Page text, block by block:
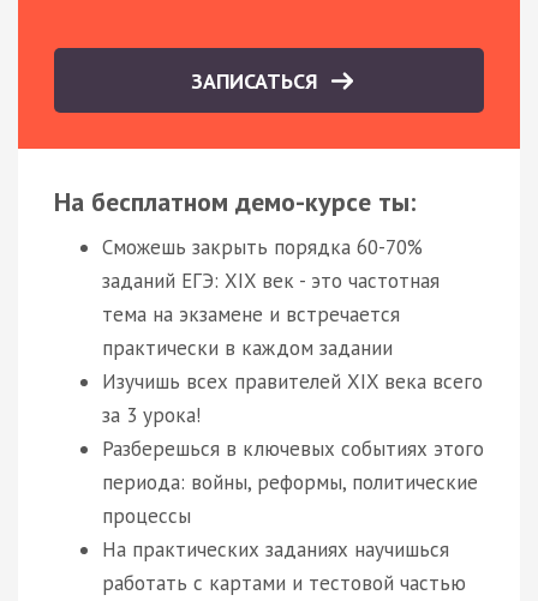
ЗАПИСАТЬСЯ
На бесплатном демо-курсе ты:
Сможешь закрыть порядка 60-70%
заданий ЕГЭ: XIX век - это частотная
тема на экзамене и встречается
практически в каждом задании
Изучишь всех правителей XIX века всего
за 3 урока!
Разберешься в ключевых событиях этого
периода: войны, реформы, политические
процессы
На практических заданиях научишься
работать с картами и тестовой частью